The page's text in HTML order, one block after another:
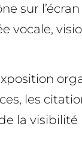
sur l’écran
vocale,
les
la